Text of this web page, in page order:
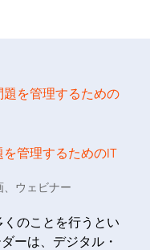
管理するためのIT
、 ウェビナー
のことを行うとい
ーは、デジタル・